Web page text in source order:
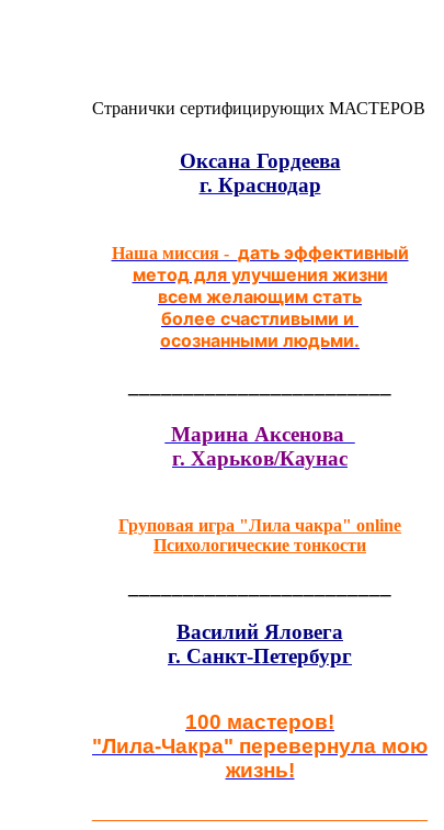
Странички сертифицирующих МАСТЕРОВ
Оксана Гордеева
г. Краснодар
Наша миссия - дать эффективный
метод для улучшения жизни
всем желающим стать
более счастливыми и
осознанными людьми.
Марина Аксенова
г. Харьков/Каунас
Груповая игра "Лила чакра" online
Психологические тонкости
Василий Яловега
г. Санкт-Петербург
100 мастеров!
"Лила-Чакра" перевернула мою
жизнь!